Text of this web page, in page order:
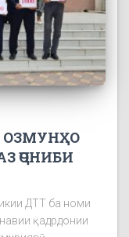
ОЗМУНҲО
ҶОНИБИ
ДТТ ба номи
қадрдонии